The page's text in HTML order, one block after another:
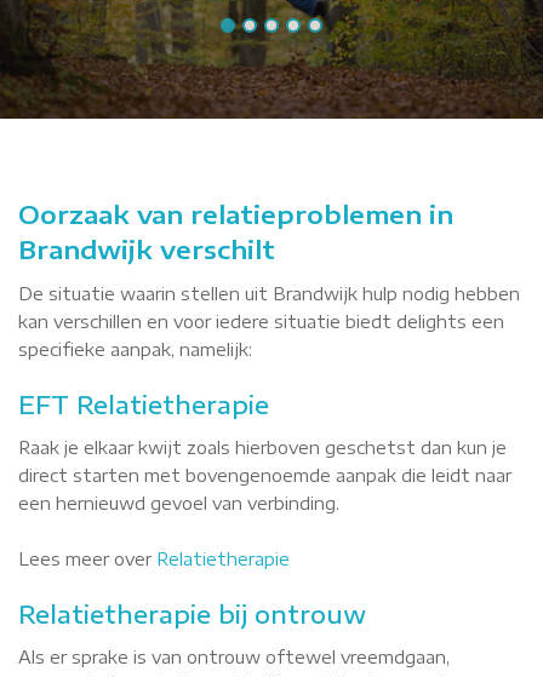
Oorzaak van relatieproblemen in
Brandwijk verschilt
De situatie waarin stellen uit Brandwijk hulp nodig hebben
kan verschillen en voor iedere situatie biedt delights een
specifieke aanpak, namelijk:
EFT Relatietherapie
Raak je elkaar kwijt zoals hierboven geschetst dan kun je
direct starten met bovengenoemde aanpak die leidt naar
een hernieuwd gevoel van verbinding.
Lees meer over Relatietherapie
Relatietherapie bij ontrouw
Als er sprake is van ontrouw oftewel vreemdgaan,